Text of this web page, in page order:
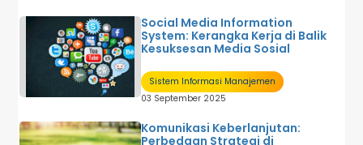
Social Media Information
System: Kerangka Kerja di Balik
Kesuksesan Media Sosial
Sistem Informasi Manajemen
03 September 2025
Komunikasi Keberlanjutan:
Perbedaan Strategi di